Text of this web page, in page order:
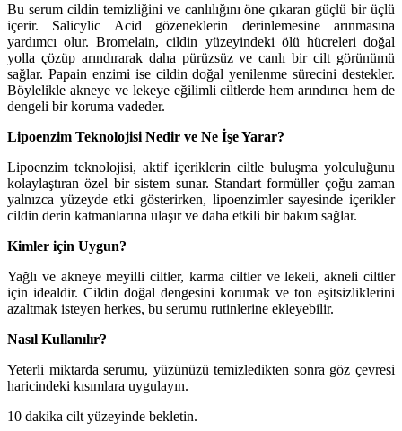
Bu serum cildin temizliğini ve canlılığını öne çıkaran güçlü bir üçlü
içerir. Salicylic Acid gözeneklerin derinlemesine arınmasına
yardımcı olur. Bromelain, cildin yüzeyindeki ölü hücreleri doğal
yolla çözüp arındırarak daha pürüzsüz ve canlı bir cilt görünümü
sağlar. Papain enzimi ise cildin doğal yenilenme sürecini destekler.
Böylelikle akneye ve lekeye eğilimli ciltlerde hem arındırıcı hem de
dengeli bir koruma vadeder.
Lipoenzim Teknolojisi Nedir ve Ne İşe Yarar?
Lipoenzim teknolojisi, aktif içeriklerin ciltle buluşma yolculuğunu
kolaylaştıran özel bir sistem sunar. Standart formüller çoğu zaman
yalnızca yüzeyde etki gösterirken, lipoenzimler sayesinde içerikler
cildin derin katmanlarına ulaşır ve daha etkili bir bakım sağlar.
Kimler için Uygun?
Yağlı ve akneye meyilli ciltler, karma ciltler ve lekeli, akneli ciltler
için idealdir. Cildin doğal dengesini korumak ve ton eşitsizliklerini
azaltmak isteyen herkes, bu serumu rutinlerine ekleyebilir.
Nasıl Kullanılır?
Yeterli miktarda serumu, yüzünüzü temizledikten sonra göz çevresi
haricindeki kısımlara uygulayın.
10 dakika cilt yüzeyinde bekletin.